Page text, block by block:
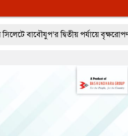
পর্যায়ে বৃক্ষরোপণ কর্মসূচি সম্পন্ন